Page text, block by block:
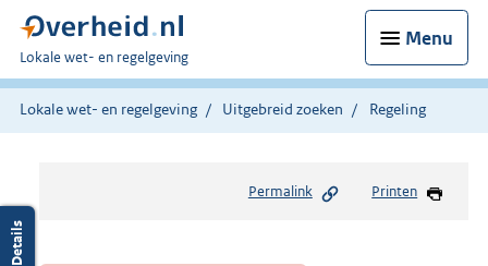
Menu
U
bent
hier:
Lokale wet- en regelgeving
Lokale wet- en regelgeving Uitgebreid zoeken Regeling
Permalink Printen